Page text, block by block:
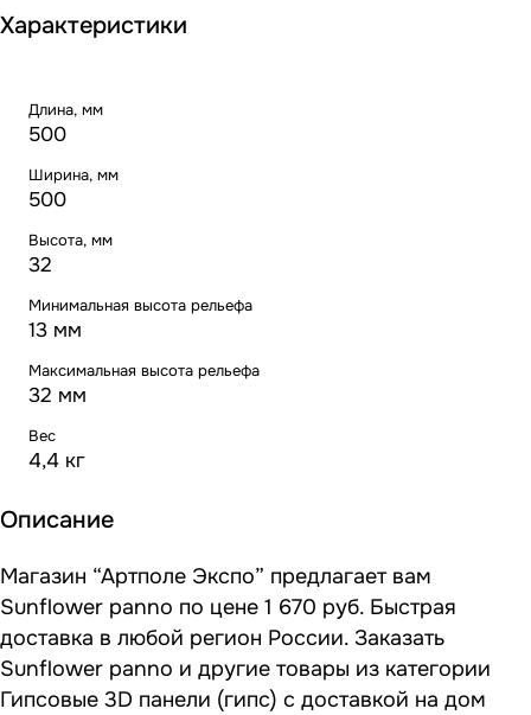
Характеристики
Длина, мм
500
Ширина, мм
500
Высота, мм
32
Минимальная высота рельефа
13 мм
Максимальная высота рельефа
32 мм
Вес
4,4 кг
Описание
Магазин “Артполе Экспо” предлагает вам
Sunflower panno по цене 1 670 руб. Быстрая
доставка в любой регион России. Заказать
Sunflower panno и другие товары из категории
Гипсовые 3D панели (гипс) с доставкой на дом